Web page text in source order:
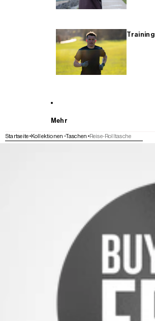
Training
Mehr
Startseite Kollektionen Taschen Reise-Rolltasche
WEITER ZU DEN PRODUKTINFORMATIONEN